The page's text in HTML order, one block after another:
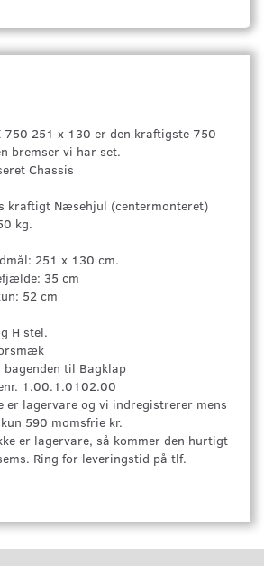
750 251 x 130 er den kraftigste 750
bremser vi har set.
Chassis
kraftigt Næsehjul (centermonteret)
kg.
251 x 130 cm.
35 cm
52 cm
H stel.
til Bagklap
1.00.1.0102.00
er lagervare og vi indregistrerer mens
590 momsfrie kr.
er lagervare, så kommer den hurtigt
Ring for leveringstid på tlf.